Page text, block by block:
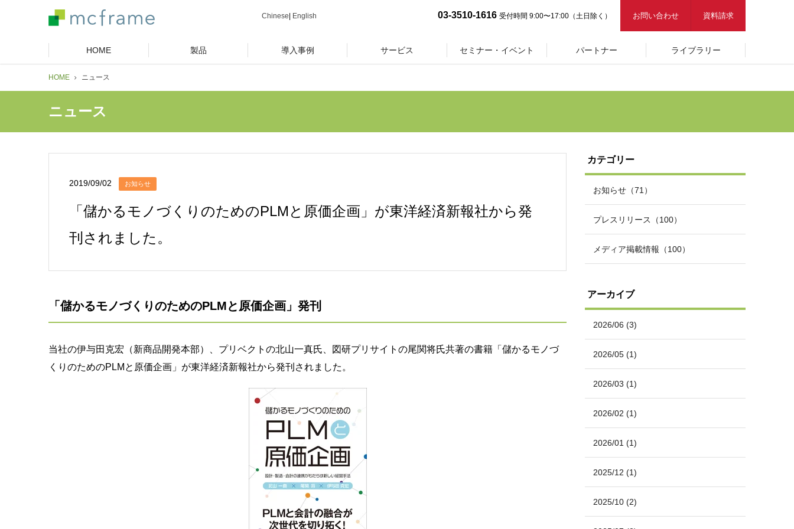
Chinese English 03-3510-1616 受付時間 9:00〜17:00（土日除く） お問い合わせ 資料請求
HOME 製品 導入事例 サービス セミナー・イベント パートナー ライブラリー
HOME ニュース
ニュース
2019/09/02 お知らせ
「儲かるモノづくりのためのPLMと原価企画」が東洋経済新報社から発
刊されました。
「儲かるモノづくりのためのPLMと原価企画」発刊
当社の伊与田克宏（新商品開発本部）、プリベクトの北山一真氏、 図研プリサイトの尾関将氏共著の書籍「 儲かるモノづ
くりのためのPLMと原価企画」 が東洋経済新報社から発刊されました。
カテゴリー
お知らせ（71）
プレスリリース（100）
メディア掲載情報（100）
アーカイブ
2026/06 (3)
2026/05 (1)
2026/03 (1)
2026/02 (1)
2026/01 (1)
2025/12 (1)
2025/10 (2)